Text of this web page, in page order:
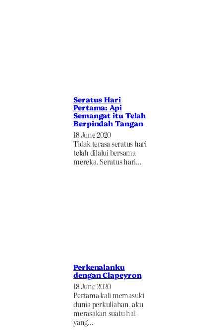
Seratus Hari
Pertama: Api
Semangat itu Telah
Berpindah Tangan
18 June 2020
Tidak terasa seratus hari
telah dilalui bersama
mereka. Seratus hari…
Perkenalanku
dengan Clapeyron
18 June 2020
Pertama kali memasuki
dunia perkuliahan, aku
merasakan suatu hal
yang…